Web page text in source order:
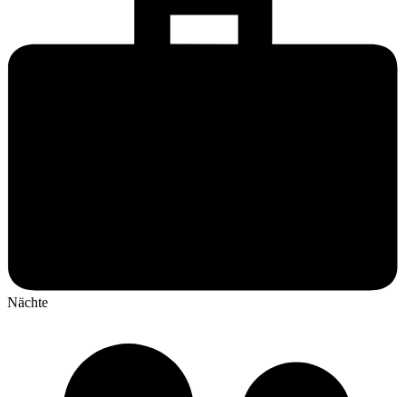
Nächte